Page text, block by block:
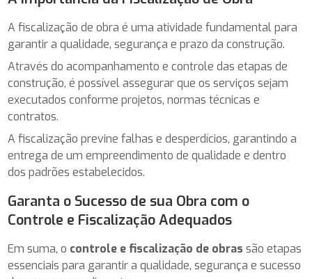
A fiscalização de obra é uma atividade fundamental para
garantir a qualidade, segurança e prazo da construção.
Através do acompanhamento e controle das etapas de
construção, é possível assegurar que os serviços sejam
executados conforme projetos, normas técnicas e
contratos.
A fiscalização previne falhas e desperdícios, garantindo a
entrega de um empreendimento de qualidade e dentro
dos padrões estabelecidos.
Garanta o Sucesso de sua Obra com o
Controle e Fiscalização Adequados
Em suma, o controle e fiscalização de obras são etapas
essenciais para garantir a qualidade, segurança e sucesso